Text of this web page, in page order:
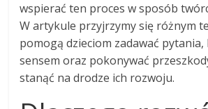
wspierać ten proces w sposób
W artykule przyjrzymy się różnym
pomogą dzieciom zadawać pytania,
sensem oraz pokonywać
stanąć na drodze ich rozwoju.